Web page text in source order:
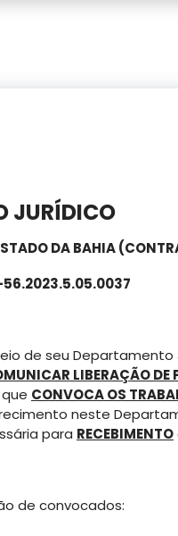
JURÍDICO
DA BAHIA
56.2023.5.05.0037
de seu
LIBERAÇÃO
CONVOCA OS
neste
para RECEBIMENTO
de convocados: